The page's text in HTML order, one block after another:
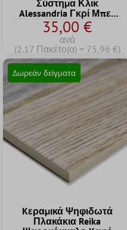
Σύστημα Κλικ
Alessandria Γκρί Μπεζ
17,2x121cm
35,00 €
ανά
(2.17 Πακέτο(α) = 75,96 €)
Δωρεάν δείγματα
Kεραμικά Ψηφιδωτά
Πλακάκια Reika